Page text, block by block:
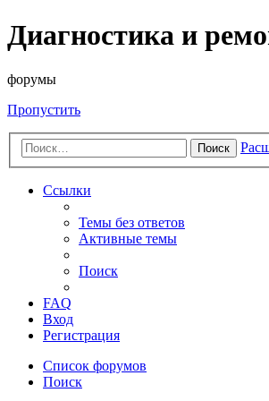
Диагностика и
форумы
Пропустить
Поиск
Ссылки
Темы без ответов
Активные темы
Поиск
FAQ
Вход
Регистрация
Список форумов
Поиск